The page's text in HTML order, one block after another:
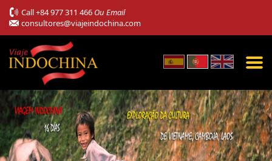
Call+84 977 311 466 Ou Email
consultores@viajeindochina.com